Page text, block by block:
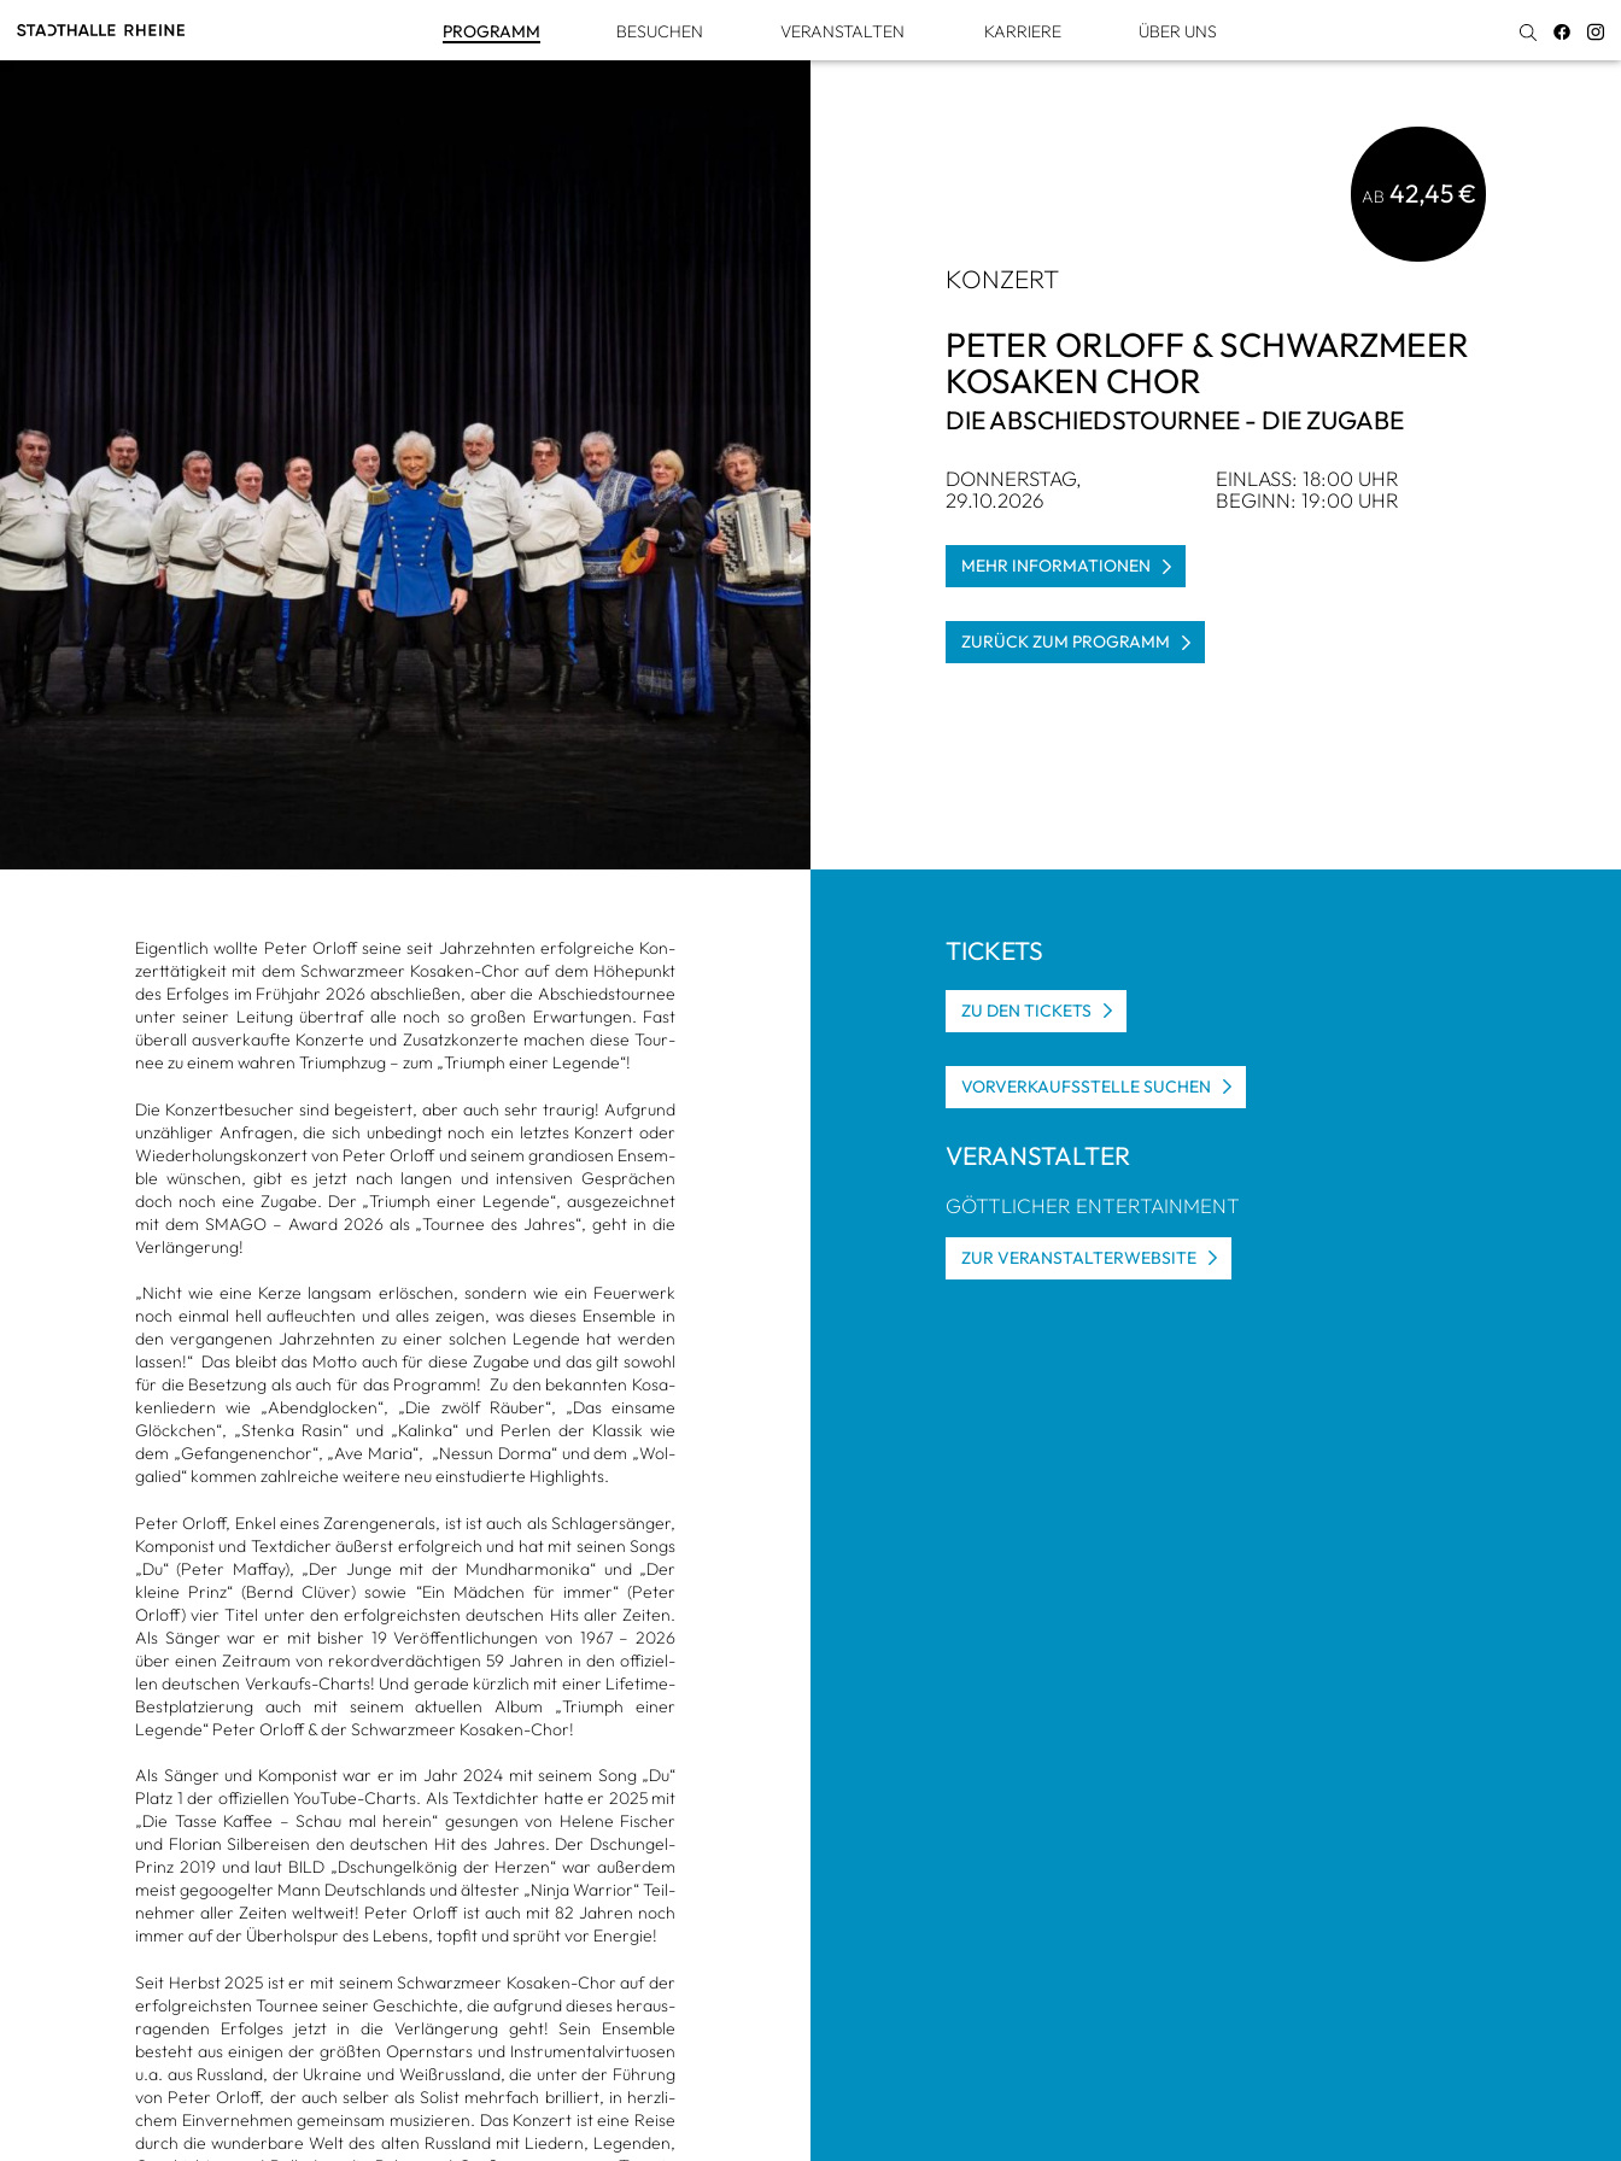
PRO­GRAMM BESU­CHEN VER­AN­STAL­TEN KAR­RIERE ÜBER UNS
KON­ZERT
PETER ORLOFF & SCHWARZ­MEER
KOSA­KEN CHOR
DIE ABSCHIEDS­TOUR­NEE - DIE ZUGABE
DON­NERS­TAG,
29.10.2026
EIN­LASS: 18:00 UHR
BEGINN: 19:00 UHR
AB 42,45 €
MEHR INFOR­MA­TIO­NEN
ZURÜCK ZUM PRO­GRAMM
Eigent­lich wollte Peter Orloff seine seit Jahr­zehn­ten erfolg­rei­che Kon­
zert­tä­tig­keit mit dem Schwarz­meer Kosa­ken-Chor auf dem Höhe­punkt
des Erfol­ges im Früh­jahr 2026 abschlie­ßen, aber die Abschieds­tour­nee
unter sei­ner Lei­tung über­traf alle noch so gro­ßen Erwar­tun­gen. Fast
über­all aus­ver­kaufte Kon­zerte und Zusatz­kon­zerte machen diese Tour­
nee zu einem wah­ren Tri­umph­zug – zum „Tri­umph einer Legende“!
Die Kon­zert­be­su­cher sind begeis­tert, aber auch sehr trau­rig! Auf­grund
unzäh­li­ger Anfra­gen, die sich unbe­dingt noch ein letz­tes Kon­zert oder
Wie­der­ho­lungs­kon­zert von Peter Orloff und sei­nem gran­dio­sen Ensem­
ble wün­schen, gibt es jetzt nach lan­gen und inten­si­ven Gesprä­chen
doch noch eine Zugabe. Der „Tri­umph einer Legende“, aus­ge­zeich­net
mit dem SMAGO – Award 2026 als „Tour­nee des Jah­res“, geht in die
Ver­län­ge­rung!
„Nicht wie eine Kerze lang­sam erlö­schen, son­dern wie ein Feu­er­werk
noch ein­mal hell auf­leuch­ten und alles zei­gen, was die­ses Ensem­ble in
den ver­gan­ge­nen Jahr­zehn­ten zu einer sol­chen Legende hat wer­den
las­sen!“ Das bleibt das Motto auch für diese Zugabe und das gilt sowohl
für die Beset­zung als auch für das Pro­gramm! Zu den bekann­ten Kosa­
ken­lie­dern wie „Abend­glo­cken“, „Die zwölf Räu­ber“, „Das ein­same
Glöck­chen“, „Stenka Rasin“ und „Kalinka“ und Per­len der Klas­sik wie
dem „Gefan­ge­nen­chor“, „Ave Maria“, „Nes­sun Dorma“ und dem „Wol­
ga­lied“ kom­men zahl­rei­che wei­tere neu ein­stu­dierte High­lights.
Peter Orloff, Enkel eines Zaren­ge­ne­rals, ist ist auch als Schla­ger­sän­ger,
Kom­po­nist und Text­di­cher äußerst erfolg­reich und hat mit sei­nen Songs
„Du“ (Peter Maf­fay), „Der Junge mit der Mund­har­mo­nika“ und „Der
kleine Prinz“ (Bernd Clü­ver) sowie “Ein Mäd­chen für immer“ (Peter
Orloff) vier Titel unter den erfolg­reichs­ten deut­schen Hits aller Zei­ten.
Als Sän­ger war er mit bis­her 19 Ver­öf­fent­li­chun­gen von 1967 – 2026
über einen Zeit­raum von rekord­ver­däch­ti­gen 59 Jah­ren in den offi­zi­el­
len deut­schen Ver­kaufs-Charts! Und gerade kürz­lich mit einer Life­time-
Best­plat­zie­rung auch mit sei­nem aktu­el­len Album „Tri­umph einer
Legende“ Peter Orloff & der Schwarz­meer Kosa­ken-Chor!
Als Sän­ger und Kom­po­nist war er im Jahr 2024 mit sei­nem Song „Du“
Platz 1 der offi­zi­el­len You­Tube-Charts. Als Text­dich­ter hatte er 2025 mit
„Die Tasse Kaf­fee – Schau mal her­ein“ gesun­gen von Helene Fischer
und Flo­rian Sil­berei­sen den deut­schen Hit des Jah­res. Der Dschun­gel-
Prinz 2019 und laut BILD „Dschun­gel­kö­nig der Her­zen“ war außer­dem
meist gegoo­gel­ter Mann Deutsch­lands und ältes­ter „Ninja War­rior“ Teil­
neh­mer aller Zei­ten welt­weit! Peter Orloff ist auch mit 82 Jah­ren noch
immer auf der Über­hol­spur des Lebens, top­fit und sprüht vor Ener­gie!
Seit Herbst 2025 ist er mit sei­nem Schwarz­meer Kosa­ken-Chor auf der
erfolg­reichs­ten Tour­nee sei­ner Geschichte, die auf­grund die­ses her­aus­
ra­gen­den Erfol­ges jetzt in die Ver­län­ge­rung geht! Sein Ensem­ble
besteht aus eini­gen der größ­ten Opern­stars und Instru­men­tal­vir­tuo­sen
u.a. aus Russ­land, der Ukraine und Weiß­russ­land, die unter der Füh­rung
von Peter Orloff, der auch sel­ber als Solist mehr­fach bril­liert, in herz­li­
chem Ein­ver­neh­men gemein­sam musi­zie­ren. Das Kon­zert ist eine Reise
durch die wun­der­bare Welt des alten Russ­land mit Lie­dern, Legen­den,
TICKETS
ZU DEN TICKETS
VOR­VER­KAUFS­STELLE SUCHEN
VER­AN­STAL­TER
GÖTT­LI­CHER ENTER­TAIN­MENT
ZUR VER­AN­STAL­TER­WEB­SITE